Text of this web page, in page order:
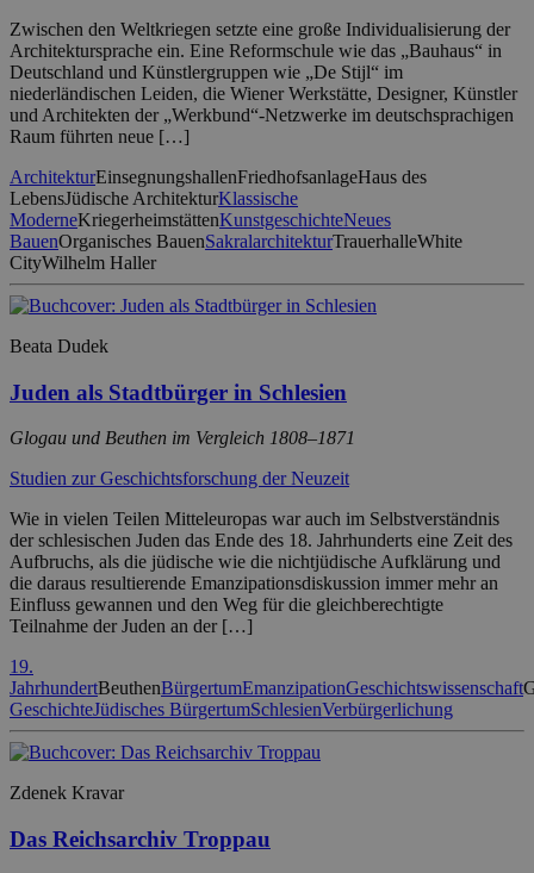
Zwischen den Weltkriegen setzte eine große Individualisierung der
Architektursprache ein. Eine Reformschule wie das „Bauhaus“ in
Deutschland und Künstlergruppen wie „De Stijl“ im
niederländischen Leiden, die Wiener Werkstätte, Designer, Künstler
und Architekten der „Werkbund“-Netzwerke im deutschsprachigen
Raum führten neue […]
ArchitekturEinsegnungshallenFriedhofsanlageHaus des
LebensJüdische ArchitekturKlassische
ModerneKriegerheimstättenKunstgeschichteNeues
BauenOrganisches BauenSakralarchitekturTrauerhalleWhite
CityWilhelm Haller
Beata Dudek
Juden als Stadtbürger in Schlesien
Glogau und Beuthen im Vergleich 1808–1871
Studien zur Geschichtsforschung der Neuzeit
Wie in vielen Teilen Mitteleuropas war auch im Selbstverständnis
der schlesischen Juden das Ende des 18. Jahrhunderts eine Zeit des
Aufbruchs, als die jüdische wie die nichtjüdische Aufklärung und
die daraus resultierende Emanzipationsdiskussion immer mehr an
Einfluss gewannen und den Weg für die gleichberechtigte
Teilnahme der Juden an der […]
19.
JahrhundertBeuthenBürgertumEmanzipationGeschichtswissenschaft
GeschichteJüdisches BürgertumSchlesienVerbürgerlichung
Zdenek Kravar
Das Reichsarchiv Troppau